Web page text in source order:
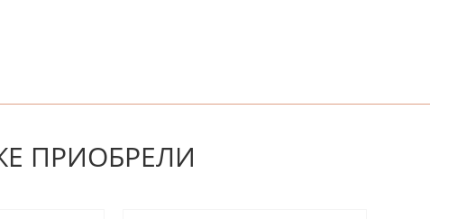
ПРИОБРЕЛИ